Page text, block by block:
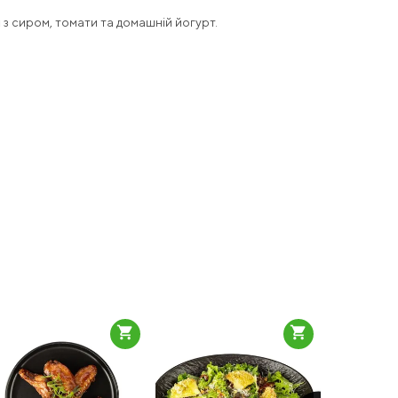
сиром, томати та домашній йогурт.
shopping_cart shopping_cart